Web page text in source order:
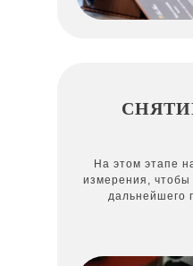
На этом этапе
измерения, чтобы
дальнейшего